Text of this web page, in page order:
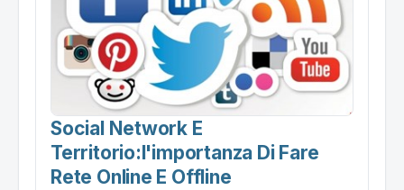
Social Network E
Territorio:l'importanza Di Fare
Rete Online E Offline